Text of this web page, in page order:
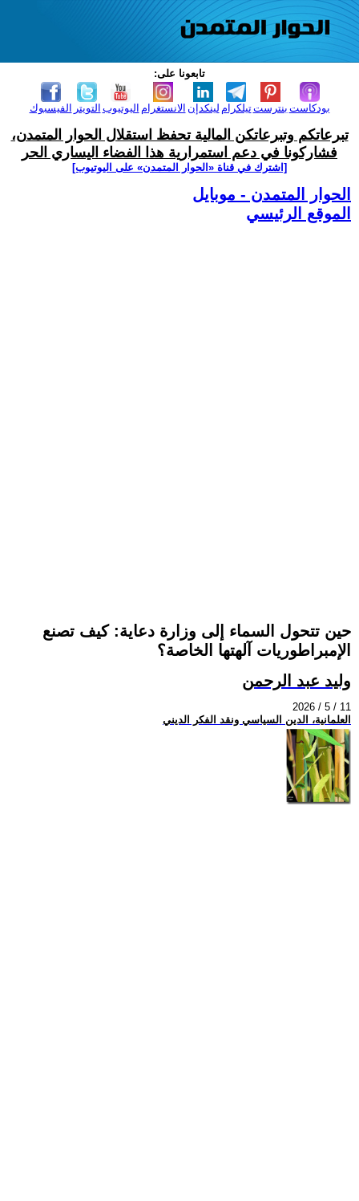
تابعونا على:
الفيسبوك التويتر اليوتيوب الانستغرام لينكدإن تيلكرامبنترست بودكاست
تبرعاتكم وتبرعاتكن المالية تحفظ استقلال الحوار المتمدن،
فشاركونا في دعم استمرارية هذا الفضاء اليساري الحر
[اشترك في قناة ‫«الحوار المتمدن» على اليوتيوب]
الحوار المتمدن - موبايل
الموقع الرئيسي
حين تتحول السماء إلى وزارة دعاية: كيف تصنع
الإمبراطوريات آلهتها الخاصة؟
وليد عبد الرحمن
2026 / 5 / 11
العلمانية، الدين السياسي ونقد الفكر الديني